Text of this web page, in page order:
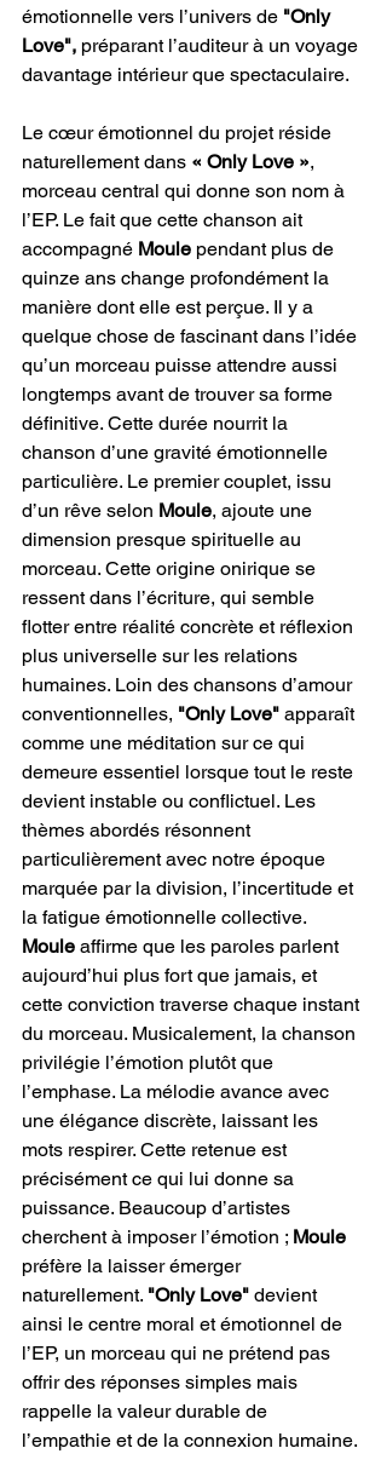
émotionnelle vers l’univers de "Only
Love", préparant l’auditeur à un voyage
davantage intérieur que spectaculaire.
Le cœur émotionnel du projet réside
naturellement dans « Only Love »,
morceau central qui donne son nom à
l’EP. Le fait que cette chanson ait
accompagné Moule pendant plus de
quinze ans change profondément la
manière dont elle est perçue. Il y a
quelque chose de fascinant dans l’idée
qu’un morceau puisse attendre aussi
longtemps avant de trouver sa forme
définitive. Cette durée nourrit la
chanson d’une gravité émotionnelle
particulière. Le premier couplet, issu
d’un rêve selon Moule, ajoute une
dimension presque spirituelle au
morceau. Cette origine onirique se
ressent dans l’écriture, qui semble
flotter entre réalité concrète et réflexion
plus universelle sur les relations
humaines. Loin des chansons d’amour
conventionnelles, "Only Love" apparaît
comme une méditation sur ce qui
demeure essentiel lorsque tout le reste
devient instable ou conflictuel. Les
thèmes abordés résonnent
particulièrement avec notre époque
marquée par la division, l’incertitude et
la fatigue émotionnelle collective.
Moule affirme que les paroles parlent
aujourd’hui plus fort que jamais, et
cette conviction traverse chaque instant
du morceau. Musicalement, la chanson
privilégie l’émotion plutôt que
l’emphase. La mélodie avance avec
une élégance discrète, laissant les
mots respirer. Cette retenue est
précisément ce qui lui donne sa
puissance. Beaucoup d’artistes
cherchent à imposer l’émotion ; Moule
préfère la laisser émerger
naturellement. "Only Love" devient
ainsi le centre moral et émotionnel de
l’EP, un morceau qui ne prétend pas
offrir des réponses simples mais
rappelle la valeur durable de
l’empathie et de la connexion humaine.